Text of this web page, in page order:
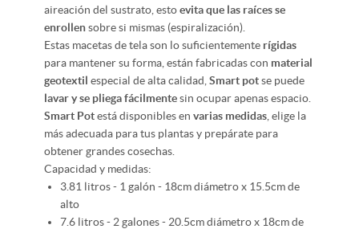
aireación del sustrato, estoevita que las raíces se
enrollensobre si mismas (espiralización).
Estas macetas de tela son lo suficientemente rígidas
para mantener su forma, están fabricadas con material
geotextil especial de alta calidad, Smart potse puede
lavar y se pliega fácilmentesin ocupar apenas espacio.
Smart Potestá disponibles en varias medidas , elige la
más adecuada para tus plantas y prepárate para
obtener grandes cosechas.
Capacidad y medidas:
3.81 litros - 1 galón - 18cm diámetro x 15.5cm de
alto
7.6 litros - 2 galones - 20.5cm diámetro x 18cm de